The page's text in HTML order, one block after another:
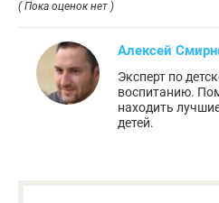
( Пока оценок нет )
Алексей
Эксперт по
воспитанию.
находить
детей.